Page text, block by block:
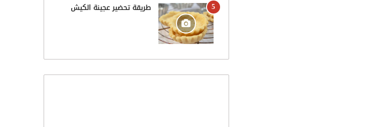
طريقة تحضير عجينة الكيش